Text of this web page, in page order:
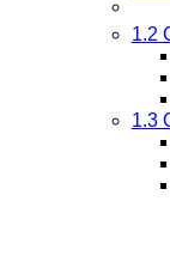
1.2
1.3